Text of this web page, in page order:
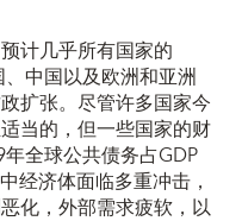
计几乎所有国家的
中国以及欧洲和亚洲
扩张。尽管许多国家今
当的，但一些国家的财
全球公共债务占GDP
经济体面临多重冲击，
化，外部需求疲软，以